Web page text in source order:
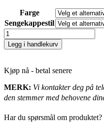
Farge
Sengekappestil
FAMBED
Sengekappe
-
antall
Legg i handlekurv
Kjøp nå - betal senere
MERK: Vi kontakter deg på
den stemmer med behovene
Har du spørsmål om produktet?